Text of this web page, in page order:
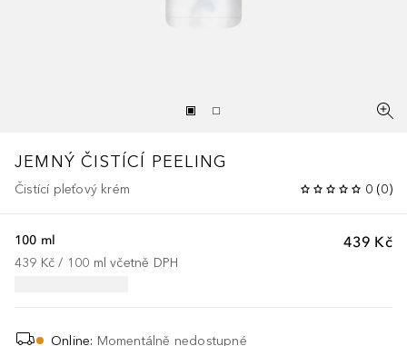
JEMNÝ ČISTÍCÍ PEELING
Čistící pleťový krém 0 (0)
439 Kč
100 ml
439 Kč / 100 ml včetně DPH
Online: Momentálně nedostupné